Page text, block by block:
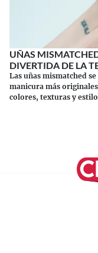
UÑAS
DIVERTIDA DE LA
Las uñas mismatched
manicura más
colores, texturas y